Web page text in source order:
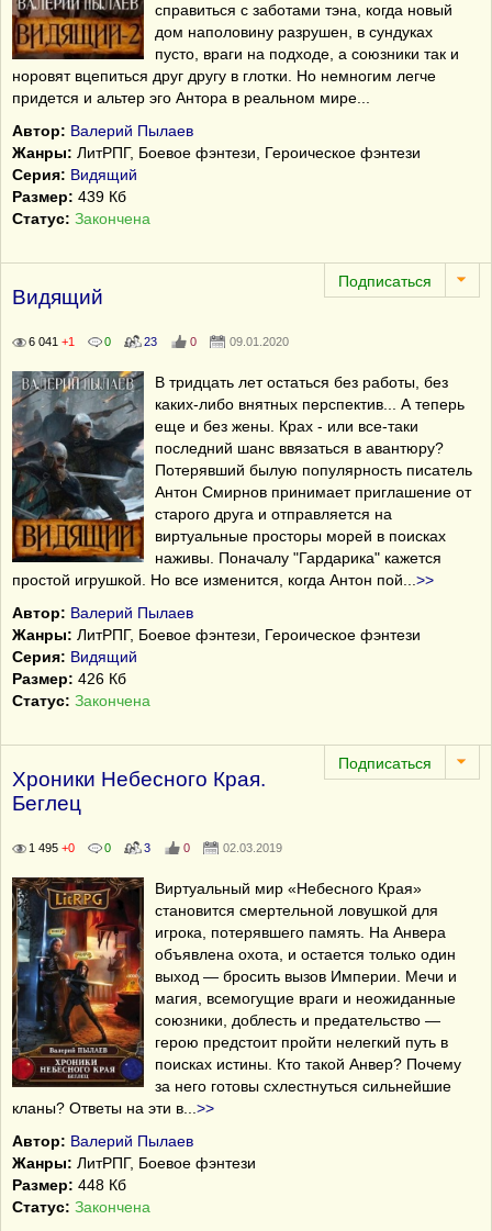
справиться с заботами тэна, когда новый
дом наполовину разрушен, в сундуках
пусто, враги на подходе, а союзники так и
норовят вцепиться друг другу в глотки. Но немногим легче
придется и альтер эго Антора в реальном мире...
Автор: Валерий Пылаев
Жанры: ЛитРПГ, Боевое фэнтези, Героическое фэнтези
Серия: Видящий
Размер: 439 Кб
Статус: Закончена
Видящий
6 041 +1 0 23 0 09.01.2020
В тридцать лет остаться без работы, без
каких-либо внятных перспектив... А теперь
еще и без жены. Крах - или все-таки
последний шанс ввязаться в авантюру?
Потерявший былую популярность писатель
Антон Смирнов принимает приглашение от
старого друга и отправляется на
виртуальные просторы морей в поисках
наживы. Поначалу "Гардарика" кажется
простой игрушкой. Но все изменится, когда Антон пой
>>
Автор: Валерий Пылаев
Жанры: ЛитРПГ, Боевое фэнтези, Героическое фэнтези
Серия: Видящий
Размер: 426 Кб
Статус: Закончена
Хроники Небесного Края.
Беглец
1 495 +0 0 3 0 02.03.2019
Виртуальный мир «Небесного Края»
становится смертельной ловушкой для
игрока, потерявшего память. На Анвера
объявлена охота, и остается только один
выход — бросить вызов Империи. Мечи и
магия, всемогущие враги и неожиданные
союзники, доблесть и предательство —
герою предстоит пройти нелегкий путь в
поисках истины. Кто такой Анвер? Почему
за него готовы схлестнуться сильнейшие
кланы? Ответы на эти в
>>
Автор: Валерий Пылаев
Жанры: ЛитРПГ, Боевое фэнтези
Размер: 448 Кб
Статус: Закончена